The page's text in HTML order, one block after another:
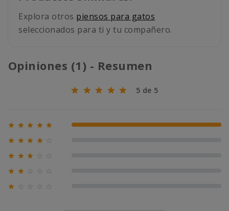
Explora otros piensos para gatos
seleccionados para ti y tu compañero.
Opiniones (1) - Resumen
5 de 5
     100% (1)
   
  
 
